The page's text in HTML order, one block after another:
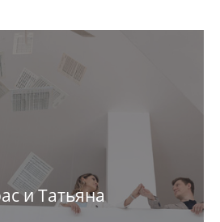
и Татьяна